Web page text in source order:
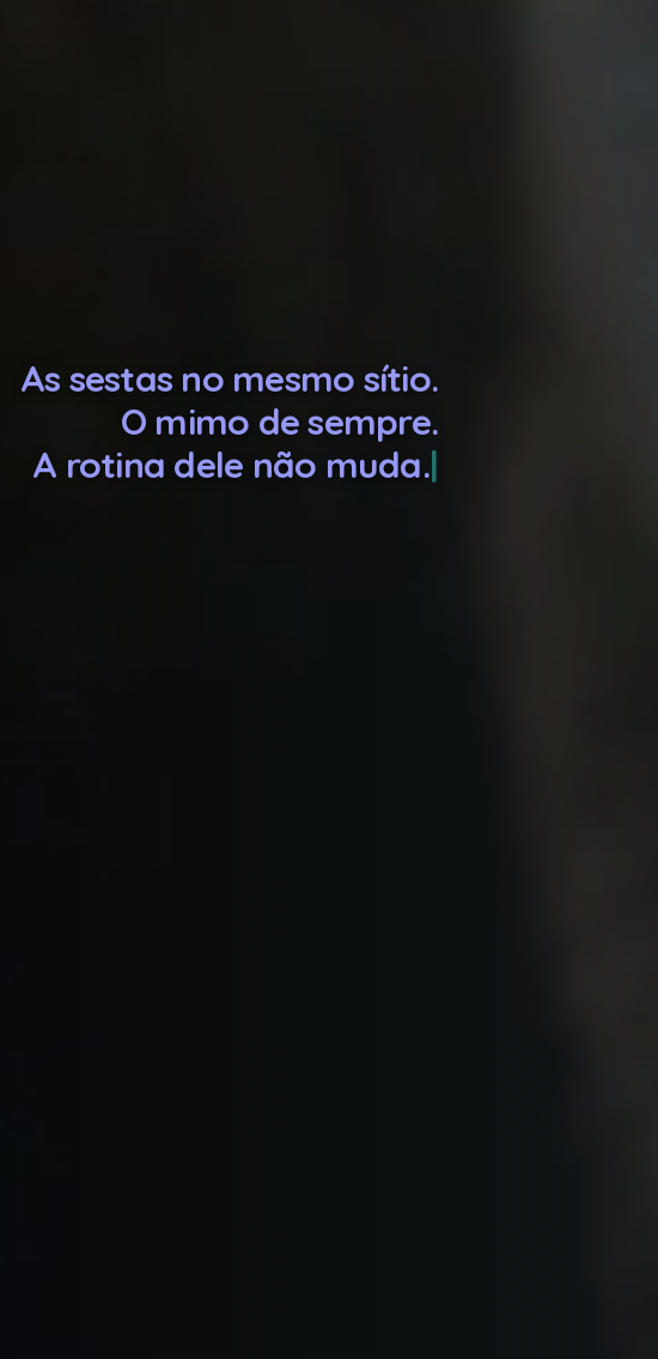
As sestas no mesmo sítio.
O mimo de sempre.
A rotina dele não muda.
Porque tu vais, mas ele fica!